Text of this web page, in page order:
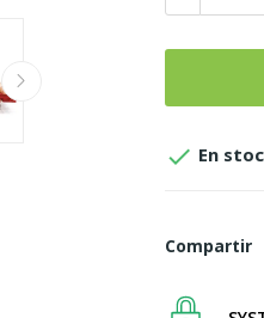
 En
Compartir